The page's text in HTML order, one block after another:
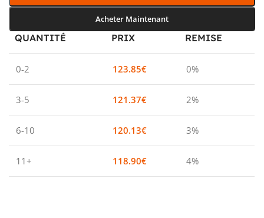
Acheter Maintenant
QUANTITÉ PRIX REMISE
0-2 123.85€ 0%
3-5 121.37€ 2%
6-10 120.13€ 3%
11+ 118.90€ 4%